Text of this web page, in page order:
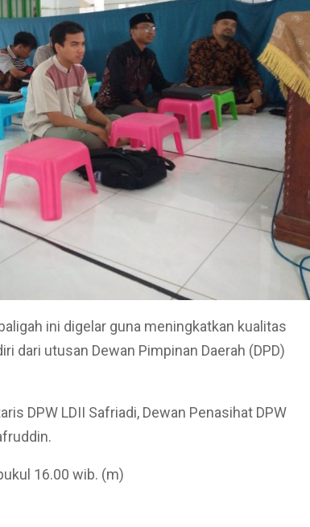
ini digelar guna meningkatkan kualitas
dari utusan Dewan Pimpinan Daerah (DPD)
DPW LDII Safriadi, Dewan Penasihat DPW
16.00 wib. (m)